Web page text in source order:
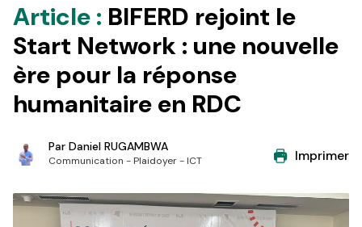
Article : BIFERD rejoint le
Start Network : une nouvelle
ère pour la réponse
humanitaire en RDC
Par Daniel RUGAMBWA
Communication - Plaidoyer - ICT Imprimer